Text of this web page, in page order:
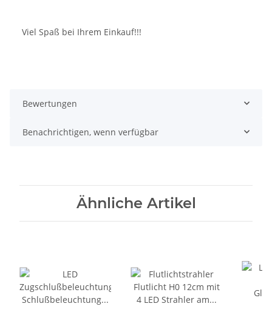
Viel Spaß bei Ihrem Einkauf!!!
Bewertungen
Benachrichtigen, wenn verfügbar
Ähnliche Artikel